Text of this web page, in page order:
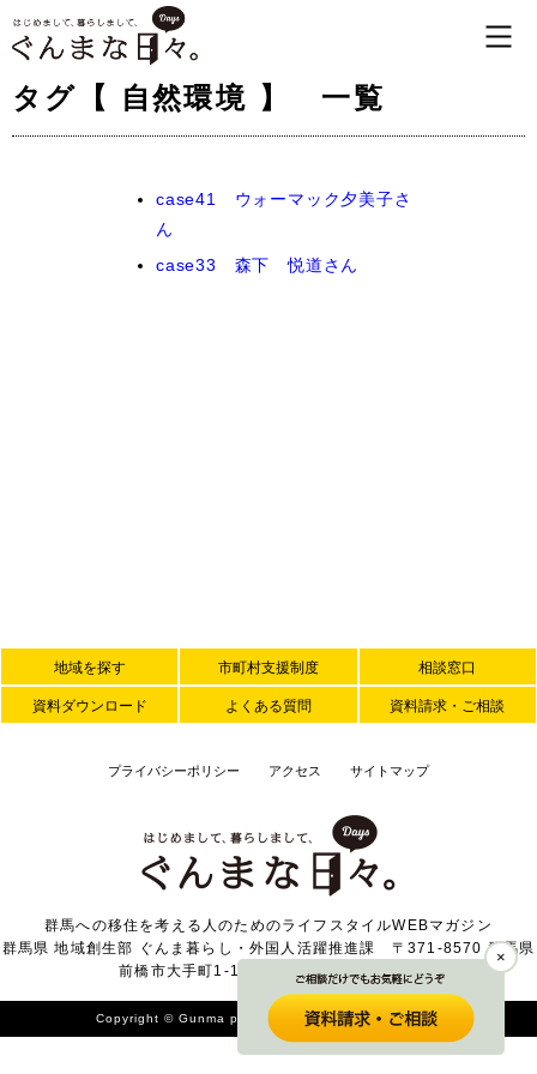
タグ【 自然環境 】 一覧
case41 ウォーマック夕美子さ
ん
case33 森下 悦道さん
×
地域を探す 市町村支援制度 相談窓口
資料ダウンロード よくある質問 資料請求・ご相談
プライバシーポリシー アクセス サイトマップ
群馬への移住を考える人のためのライフスタイルWEBマガジン
群馬県 地域創生部 ぐんま暮らし・外国人活躍推進課 〒371-8570 群馬県
前橋市大手町1-1-1 TEL 027-226-2371
Copyright © Gunma prefecture. All Rights Reserved.